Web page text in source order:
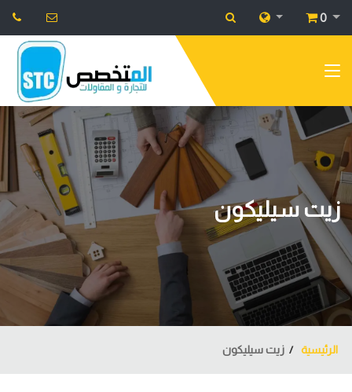
0
زيت سيليكون
الرئيسية زيت سيليكون